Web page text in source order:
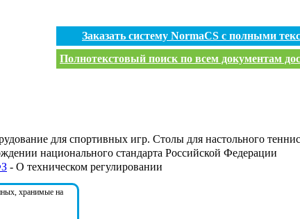
Заказать систему NormaCS с полными
Полнотекстовый поиск по всем документам
для спортивных игр. Столы для настольного
национального стандарта Российской Федерации
- О техническом регулировании
хранимые на